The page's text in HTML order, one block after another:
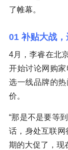
了帷幕。
01 补贴大战
4月，李睿在北
开始讨论网购
选一线品牌的
价。
“那是不是要等
话，身处互联网
期的大促了，现